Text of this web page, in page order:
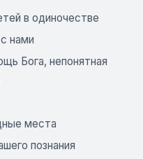
в одиночестве
нами
Бога, непонятная
места
познания